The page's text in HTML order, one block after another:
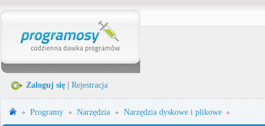
Zaloguj się Rejestracja
Programy Narzędzia Narzędzia dyskowe i plikowe